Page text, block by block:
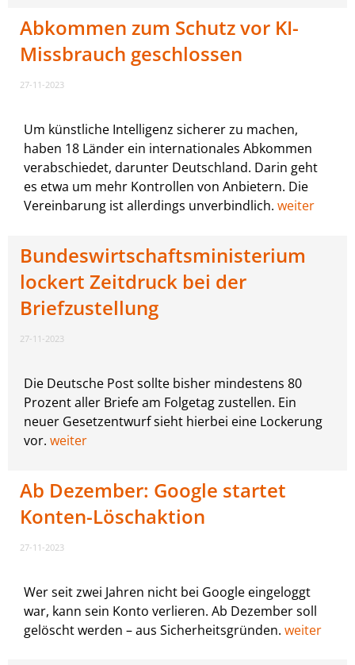
Abkommen zum Schutz vor KI-
Missbrauch geschlossen
27-11-2023
Um künstliche Intelligenz sicherer zu machen,
haben 18 Länder ein internationales Abkommen
verabschiedet, darunter Deutschland. Darin geht
es etwa um mehr Kontrollen von Anbietern. Die
Vereinbarung ist allerdings unverbindlich. weiter
Bundeswirtschaftsministerium
lockert Zeitdruck bei der
Briefzustellung
27-11-2023
Die Deutsche Post sollte bisher mindestens 80
Prozent aller Briefe am Folgetag zustellen. Ein
neuer Gesetzentwurf sieht hierbei eine Lockerung
vor. weiter
Ab Dezember: Google startet
Konten-Löschaktion
27-11-2023
Wer seit zwei Jahren nicht bei Google eingeloggt
war, kann sein Konto verlieren. Ab Dezember soll
gelöscht werden – aus Sicherheitsgründen. weiter